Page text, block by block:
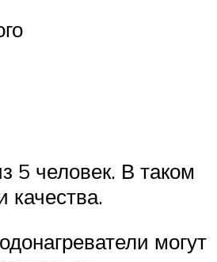
5 человек. В таком
качества.
могут